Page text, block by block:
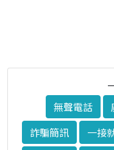
無聲電話
詐騙簡訊
一接